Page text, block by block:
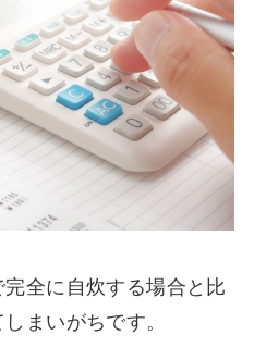
全に自炊する場合と比
まいがちです。